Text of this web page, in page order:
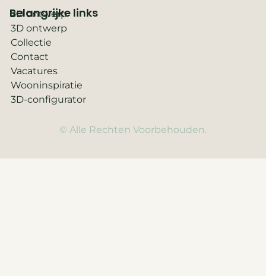
Belangrijke links
2D ontwerp
3D ontwerp
Collectie
Contact
Vacatures
Wooninspiratie
3D-configurator
© Alle Rechten Voorbehouden.